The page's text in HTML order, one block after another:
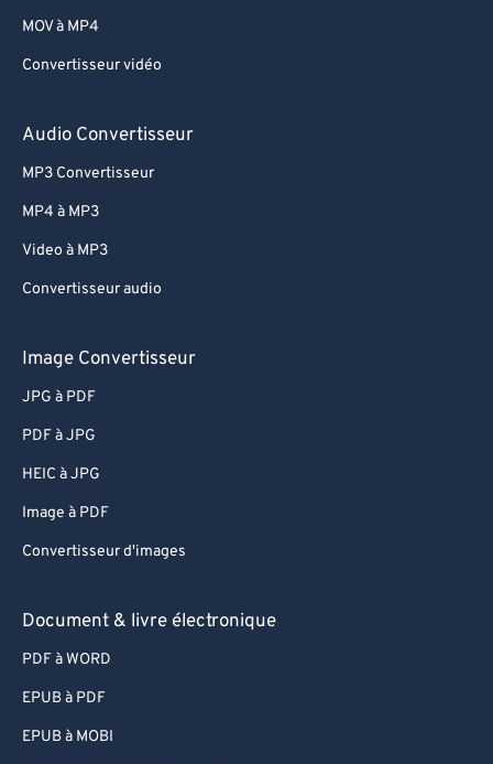
MOV à MP4
Convertisseur vidéo
Audio Convertisseur
MP3 Convertisseur
MP4 à MP3
Video à MP3
Convertisseur audio
Image Convertisseur
JPG à PDF
PDF à JPG
HEIC à JPG
Image à PDF
Convertisseur d'images
Document & livre électronique
PDF à WORD
EPUB à PDF
EPUB à MOBI